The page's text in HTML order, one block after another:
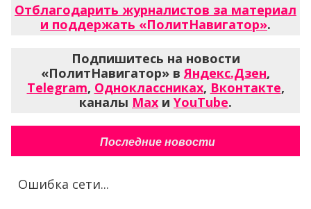
Отблагодарить журналистов за материал
и поддержать «ПолитНавигатор».
Подпишитесь на новости
«ПолитНавигатор» в Яндекс.Дзен,
Telegram, Одноклассниках, Вконтакте,
каналы Max и YouTube.
Последние новости
Ошибка сети...